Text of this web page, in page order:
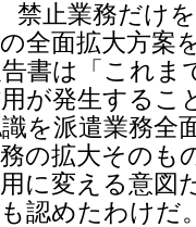
禁止業務だけ
全面拡大方案
書は「これま
が発生するこ
を派遣業務全
の拡大そのも
に変える意図
認めたわけだ